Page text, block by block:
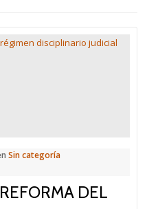
Sin categoría
DEL